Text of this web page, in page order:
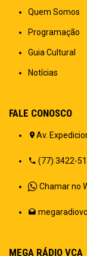
Quem Somos
Programação
Guia Cultural
Notícias
FALE CONOSCO
Av.
(77) 3422-
Chamar no
MEGA RÁDIO VCA